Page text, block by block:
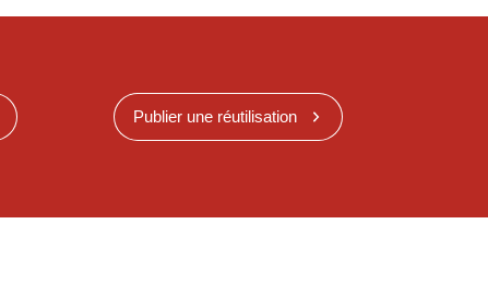
Publier une réutilisation